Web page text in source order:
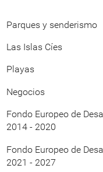
Parques y senderismo
Las Islas Cíes
Playas
Negocios
Fondo Europeo de
2014 - 2020
Fondo Europeo de
2021 - 2027